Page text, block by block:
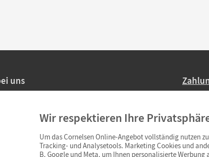
uns
für Lehrkräfte
mit SSL-Verschlüsselung
Ab
Wir respektieren Ihre
Um das Cornelsen Online-Angebot vollständig nutzen
Tracking- und Analysetools. Marketing Cookies und
B. Google und Meta, um Ihnen personalisierte Werbung